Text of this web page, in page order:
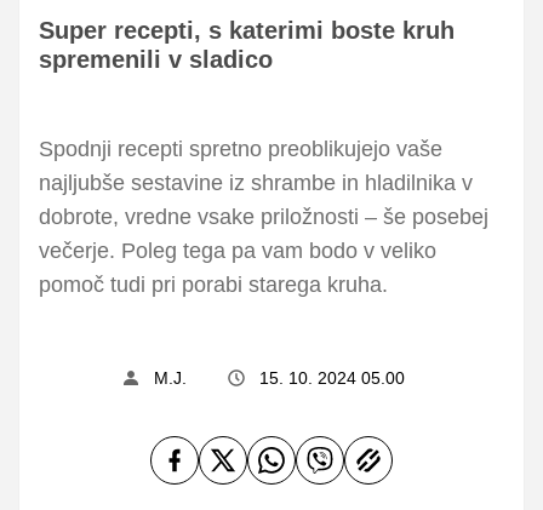
Super recepti, s katerimi boste kruh
spremenili v sladico
Spodnji recepti spretno preoblikujejo vaše
najljubše sestavine iz shrambe in hladilnika v
dobrote, vredne vsake priložnosti – še posebej
večerje. Poleg tega pa vam bodo v veliko
pomoč tudi pri porabi starega kruha.
M.J. 15. 10. 2024 05.00